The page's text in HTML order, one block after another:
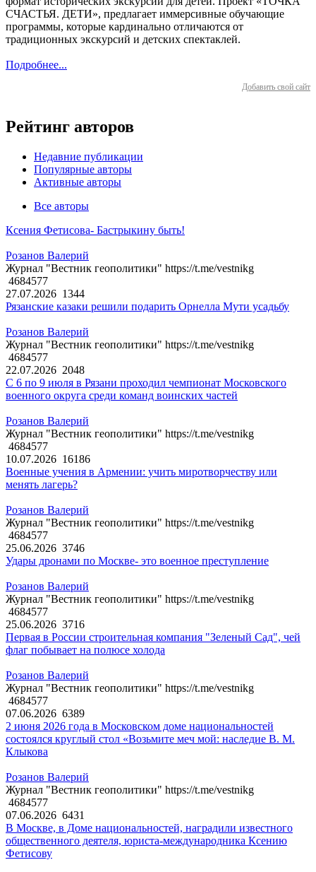
СЧАСТЬЯ. ДЕТИ», предлагает иммерсивные обучающие
программы, которые кардинально отличаются от
традиционных экскурсий и детских спектаклей.
Подробнее...
Добавить свой сайт
Рейтинг авторов
Недавние публикации
Популярные авторы
Активные авторы
Все авторы
Ксения Фетисова- Бастрыкину быть!
Розанов Валерий
Журнал "Вестник геополитики" https://t.me/vestnikg
4684577
27.07.2026 1344
Рязанские казаки решили подарить Орнелла Мути усадьбу
Розанов Валерий
Журнал "Вестник геополитики" https://t.me/vestnikg
4684577
22.07.2026 2048
С 6 по 9 июля в Рязани проходил чемпионат Московского
военного округа среди команд воинских частей
Розанов Валерий
Журнал "Вестник геополитики" https://t.me/vestnikg
4684577
10.07.2026 16186
Военные учения в Армении: учить миротворчеству или
менять лагерь?
Розанов Валерий
Журнал "Вестник геополитики" https://t.me/vestnikg
4684577
25.06.2026 3746
Удары дронами по Москве- это военное преступление
Розанов Валерий
Журнал "Вестник геополитики" https://t.me/vestnikg
4684577
25.06.2026 3716
Первая в России строительная компания "Зеленый Сад", чей
флаг побывает на полюсе холода
Розанов Валерий
Журнал "Вестник геополитики" https://t.me/vestnikg
4684577
07.06.2026 6389
2 июня 2026 года в Московском доме национальностей
состоялся круглый стол «Возьмите меч мой: наследие В. М.
Клыкова
Розанов Валерий
Журнал "Вестник геополитики" https://t.me/vestnikg
4684577
07.06.2026 6431
В Москве, в Доме национальностей, наградили известного
общественного деятеля, юриста-международника Ксению
Фетисову